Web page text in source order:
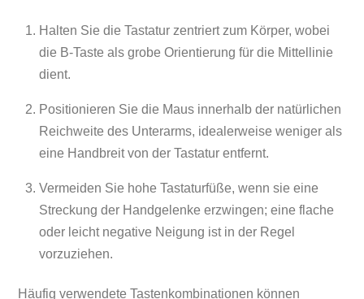
Halten Sie die Tastatur zentriert zum Körper, wobei
die B-Taste als grobe Orientierung für die Mittellinie
dient.
Positionieren Sie die Maus innerhalb der natürlichen
Reichweite des Unterarms, idealerweise weniger als
eine Handbreit von der Tastatur entfernt.
Vermeiden Sie hohe Tastaturfüße, wenn sie eine
Streckung der Handgelenke erzwingen; eine flache
oder leicht negative Neigung ist in der Regel
vorzuziehen.
Häufig verwendete Tastenkombinationen können